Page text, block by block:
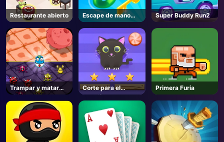
Restaurante abierto
Escape de mano
larga
Super Buddy Run2
Trampar y matar
virus
Corte para el
desafío del gato
Primera Furia